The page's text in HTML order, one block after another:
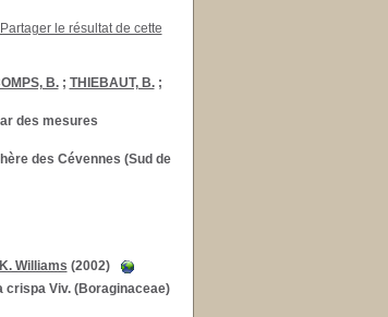
Partager le résultat de cette
B.; THIEBAUT, B.;
des mesures
des Cévennes (Sud de
Williams (2002)
Viv. (Boraginaceae)